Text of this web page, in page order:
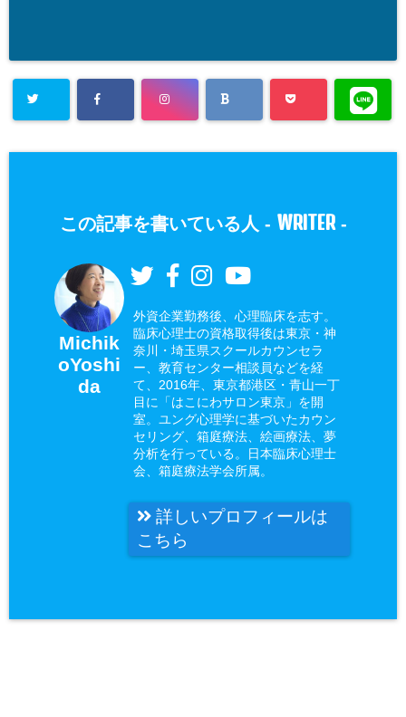
この記事を書いている人 - WRITER-
Michik
oYoshi
da
外資企業勤務後、心理臨床を志す。
臨床心理士の資格取得後は東京・神
奈川・埼玉県スクールカウンセラ
ー、教育センター相談員などを経
て、2016年、東京都港区・青山一丁
目に「はこにわサロン東京」を開
室。ユング心理学に基づいたカウン
セリング、箱庭療法、絵画療法、夢
分析を行っている。日本臨床心理士
会、箱庭療法学会所属。
詳しいプロフィールは
こちら